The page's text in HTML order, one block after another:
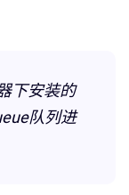
下安装的
队列进